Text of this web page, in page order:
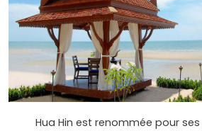
Hua Hin est renommée pour